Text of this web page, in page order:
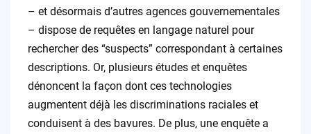
– et désormais d’autres agences gouvernementales
– dispose de requêtes en langage naturel pour
rechercher des “suspects” correspondant à certaines
descriptions. Or, plusieurs études et enquêtes
dénoncent la façon dont ces technologies
augmentent déjà les discriminations raciales et
conduisent à des bavures. De plus, une enquête a